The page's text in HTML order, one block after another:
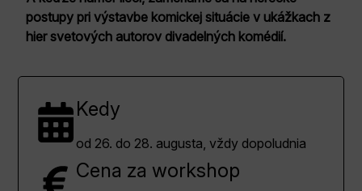
postupy pri výstavbe komickej situácie v ukážkach z
hier svetových autorov divadelných komédií.
Kedy
od 26. do 28. augusta, vždy dopoludnia
Cena za workshop